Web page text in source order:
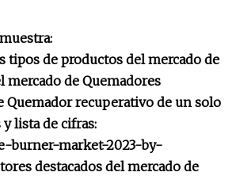
tipos de productos del mercado de
mercado de Quemadores
Quemador recuperativo de un solo
lista de cifras:
burner-market-2023-by-
destacados del mercado de